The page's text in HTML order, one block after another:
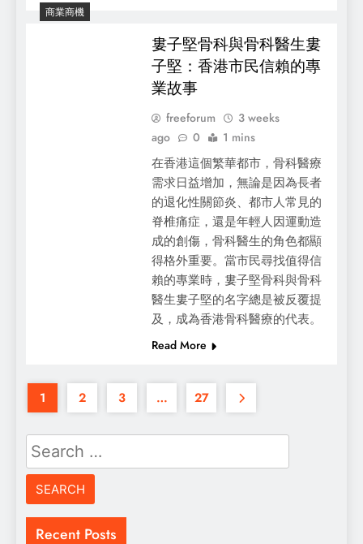
商業商機
婁子堅骨科與骨科醫生婁
子堅：香港市民信賴的專
業故事
freeforum
3 weeks
ago
0 1 mins
在香港這個繁華都市，骨科醫療
需求日益增加，無論是因為長者
的退化性關節炎、都市人常見的
脊椎痛症，還是年輕人因運動造
成的創傷，骨科醫生的角色都顯
得格外重要。當市民尋找值得信
賴的專業時，婁子堅骨科與骨科
醫生婁子堅的名字總是被反覆提
及，成為香港骨科醫療的代表。
Read More
1 2 3 … 27
Search
for:
Recent Posts